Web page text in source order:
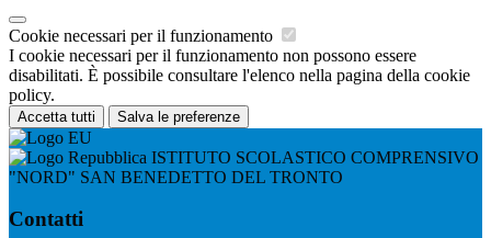
Cookie necessari per il funzionamento
I cookie necessari per il funzionamento non possono essere
disabilitati. È possibile consultare l'elenco nella pagina della cookie
policy.
Accetta tutti Salva le preferenze
ISTITUTO SCOLASTICO COMPRENSIVO
"NORD" SAN BENEDETTO DEL TRONTO
Contatti